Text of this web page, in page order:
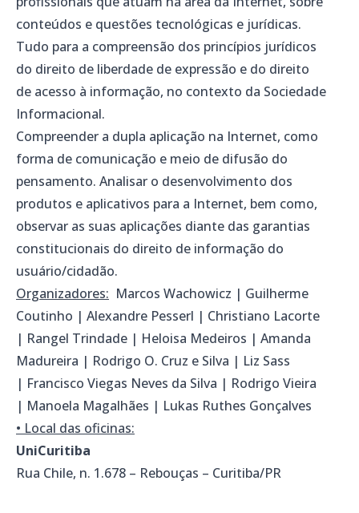
conteúdos e questões tecnológicas e jurídicas.
Tudo para a compreensão dos princípios jurídicos
do direito de liberdade de expressão e do direito
de acesso à informação, no contexto da Sociedade
Informacional.
Compreender a dupla aplicação na Internet, como
forma de comunicação e meio de difusão do
pensamento. Analisar o desenvolvimento dos
produtos e aplicativos para a Internet, bem como,
observar as suas aplicações diante das garantias
constitucionais do direito de informação do
usuário/cidadão.
Organizadores: Marcos Wachowicz | Guilherme
Coutinho | Alexandre Pesserl | Christiano Lacorte
| Rangel Trindade | Heloisa Medeiros | Amanda
Madureira | Rodrigo O. Cruz e Silva | Liz Sass
| Francisco Viegas Neves da Silva | Rodrigo Vieira
| Manoela Magalhães | Lukas Ruthes Gonçalves
• Local das oficinas:
UniCuritiba
Rua Chile, n. 1.678 – Rebouças – Curitiba/PR